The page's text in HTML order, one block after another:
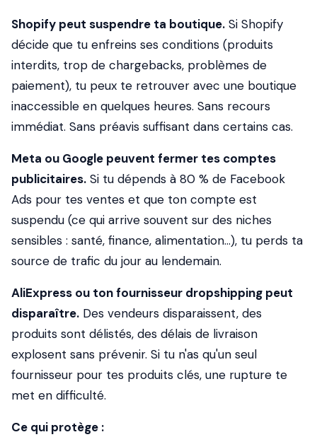
Shopify peut suspendre ta boutique. Si Shopify
décide que tu enfreins ses conditions (produits
interdits, trop de chargebacks, problèmes de
paiement), tu peux te retrouver avec une boutique
inaccessible en quelques heures. Sans recours
immédiat. Sans préavis suffisant dans certains cas.
Meta ou Google peuvent fermer tes comptes
publicitaires. Si tu dépends à 80 % de Facebook
Ads pour tes ventes et que ton compte est
suspendu (ce qui arrive souvent sur des niches
sensibles : santé, finance, alimentation...), tu perds ta
source de trafic du jour au lendemain.
AliExpress ou ton fournisseur dropshipping peut
disparaître. Des vendeurs disparaissent, des
produits sont délistés, des délais de livraison
explosent sans prévenir. Si tu n'as qu'un seul
fournisseur pour tes produits clés, une rupture te
met en difficulté.
Ce qui protège :